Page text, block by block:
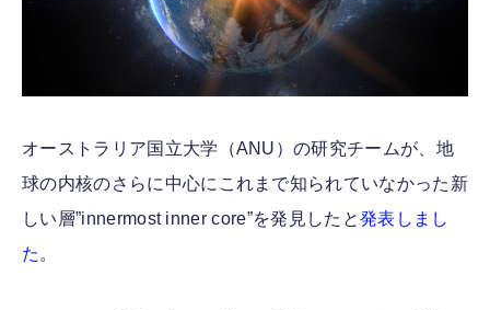
オーストラリア国立大学（ANU）の研究チームが、地
球の内核のさらに中心にこれまで知られていなかった新
しい層”innermost inner core”を発見したと発表しまし
た 。